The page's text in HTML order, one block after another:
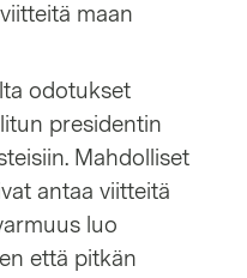
maan
odotukset
presidentin
Mahdolliset
antaa viitteitä
luo
että pitkän